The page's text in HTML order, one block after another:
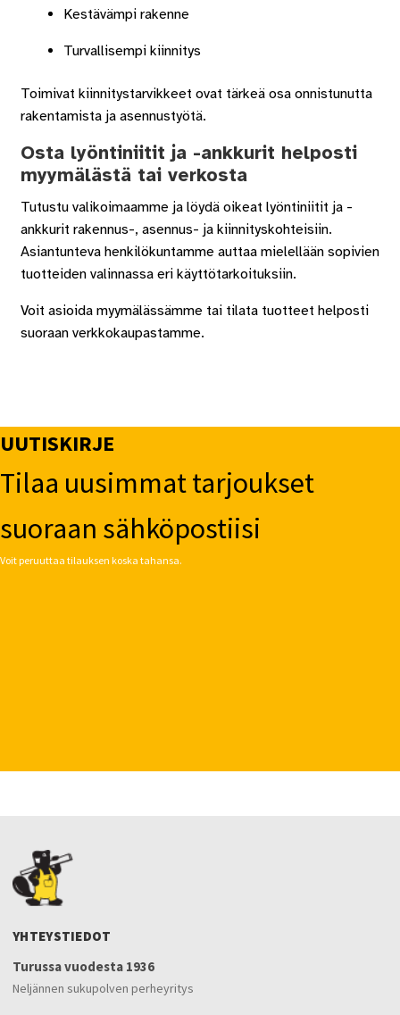
Kestävämpi rakenne
Turvallisempi kiinnitys
Toimivat kiinnitystarvikkeet ovat tärkeä osa onnistunutta
rakentamista ja asennustyötä.
Osta lyöntiniitit ja -ankkurit helposti
myymälästä tai verkosta
Tutustu valikoimaamme ja löydä oikeat lyöntiniitit ja -
ankkurit rakennus-, asennus- ja kiinnityskohteisiin.
Asiantunteva henkilökuntamme auttaa mielellään sopivien
tuotteiden valinnassa eri käyttötarkoituksiin.
Voit asioida myymälässämme tai tilata tuotteet helposti
suoraan verkkokaupastamme.
UUTISKIRJE
Tilaa uusimmat tarjoukset
suoraan sähköpostiisi
Voit peruuttaa tilauksen koska tahansa.
YHTEYSTIEDOT
Turussa vuodesta 1936
Neljännen sukupolven perheyritys